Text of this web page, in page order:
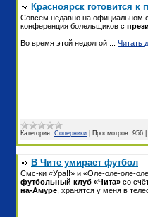
Красноярск готовится к
Совсем недавно на официальном
конференция болельщиков с
Во время этой недолгой
Читать
Категория: Соперники Просмотров: 956
В Чите умирает футбол
Смс-ки «Ура!!» и «Оле-оле-оле-
футбольный клуб «Чита» со
на-Амуре , хранятся у меня в